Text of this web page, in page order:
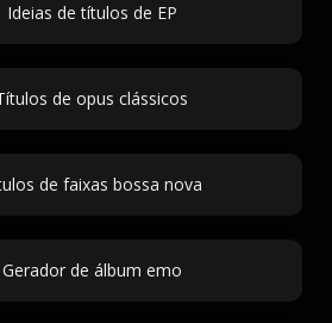
Ideias de títulos de EP
de opus clássicos
de faixas bossa nova
Gerador de álbum emo